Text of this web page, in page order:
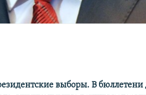
выборы. В бюллетени